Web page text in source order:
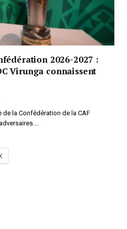
2026-2027 :
Virunga connaissent
la Confédération de la CAF